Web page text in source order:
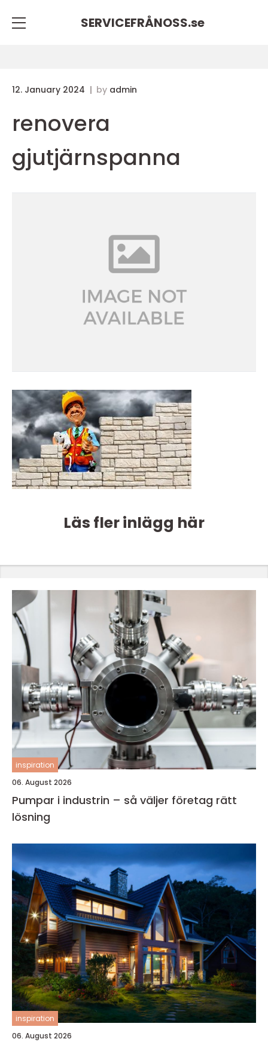
SERVICEFRÅNOSS.se
12. January 2024 by admin
renovera
gjutjärnspanna
Läs fler inlägg här
inspiration
06. August 2026
Pumpar i industrin – så väljer företag rätt
lösning
inspiration
06. August 2026